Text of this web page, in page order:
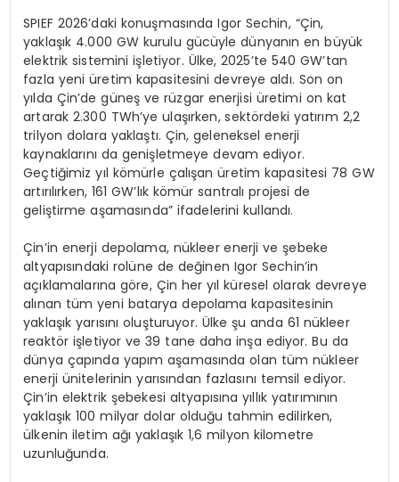
SPIEF 2026’daki konuşmasında Igor Sechin, “Çin,
yaklaşık 4.000 GW kurulu gücüyle dünyanın en büyük
elektrik sistemini işletiyor. Ülke, 2025’te 540 GW’tan
fazla yeni üretim kapasitesini devreye aldı. Son on
yılda Çin’de güneş ve rüzgar enerjisi üretimi on kat
artarak 2.300 TWh’ye ulaşırken, sektördeki yatırım 2,2
trilyon dolara yaklaştı. Çin, geleneksel enerji
kaynaklarını da genişletmeye devam ediyor.
Geçtiğimiz yıl kömürle çalışan üretim kapasitesi 78 GW
artırılırken, 161 GW’lık kömür santralı projesi de
geliştirme aşamasında” ifadelerini kullandı.
Çin’in enerji depolama, nükleer enerji ve şebeke
altyapısındaki rolüne de değinen Igor Sechin’in
açıklamalarına göre, Çin her yıl küresel olarak devreye
alınan tüm yeni batarya depolama kapasitesinin
yaklaşık yarısını oluşturuyor. Ülke şu anda 61 nükleer
reaktör işletiyor ve 39 tane daha inşa ediyor. Bu da
dünya çapında yapım aşamasında olan tüm nükleer
enerji ünitelerinin yarısından fazlasını temsil ediyor.
Çin’in elektrik şebekesi altyapısına yıllık yatırımının
yaklaşık 100 milyar dolar olduğu tahmin edilirken,
ülkenin iletim ağı yaklaşık 1,6 milyon kilometre
uzunluğunda.